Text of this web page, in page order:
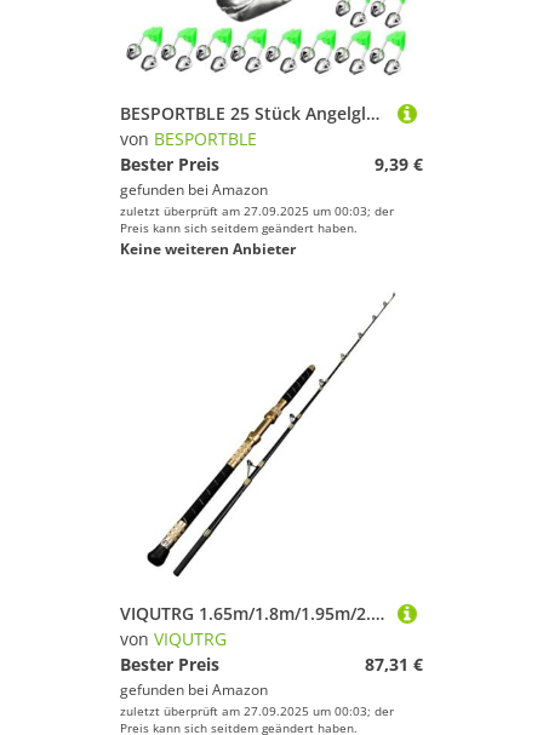
BESPORTBLE 25 Stück Angelglocken mit Doppelalarm Laute Fischbiss-warnung Langlebige Clips für Angelruten Präzise Alarmglocken für Hochsee- See Uferfischen
von BESPORTBLE
Bester Preis
9,39 €
gefunden bei Amazon
zuletzt überprüft am 27.09.2025 um 00:03; der
Preis kann sich seitdem geändert haben.
Keine weiteren Anbieter
VIQUTRG 1.65m/1.8m/1.95m/2.1m Spinnrute Wurfrute Solide Fiberrute 30kg Schleppangeln Casting Jig Hochsee-Boot-Rute Tiefsee-Angelrute (Color : Black, Size : 1.65m Spinning)
von VIQUTRG
Bester Preis
87,31 €
gefunden bei Amazon
zuletzt überprüft am 27.09.2025 um 00:03; der
Preis kann sich seitdem geändert haben.